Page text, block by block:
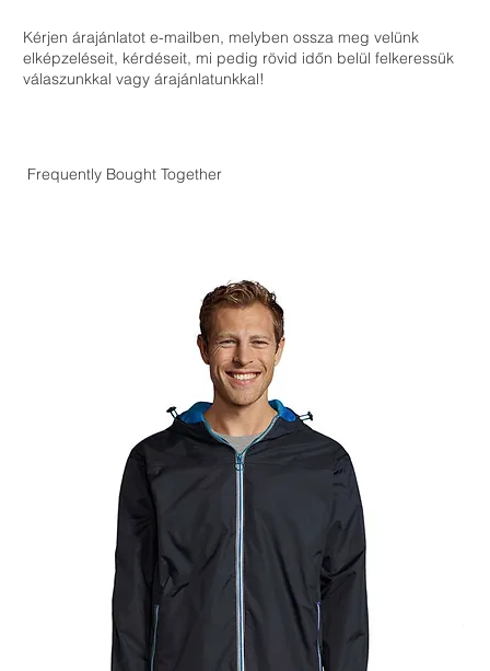
Kérjen árajánlatot e-mailben, melyben ossza meg velünk
elképzeléseit, kérdéseit, mi pedig rövid időn belül felkeressük
válaszunkkal vagy árajánlatunkkal!
Frequently Bought Together